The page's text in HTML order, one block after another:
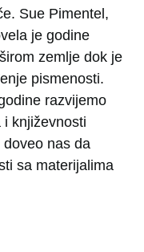
Sue Pimentel,
je godine
zemlje dok je
pismenosti.
razvijemo
književnosti
nas da
sa materijalima